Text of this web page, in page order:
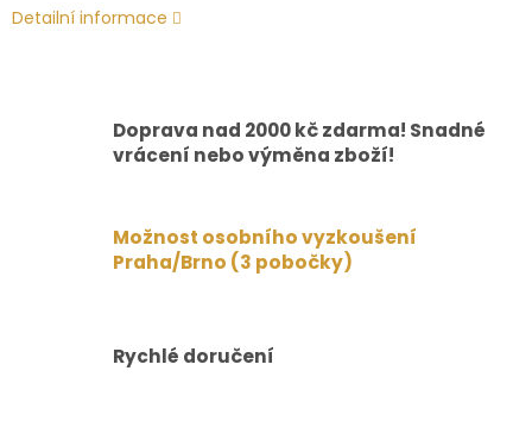
Detailní informace
Doprava nad 2000 kč zdarma! Snadné
vrácení nebo výměna zboží!
Možnost osobního vyzkoušení
Praha/Brno (3 pobočky)
Rychlé doručení